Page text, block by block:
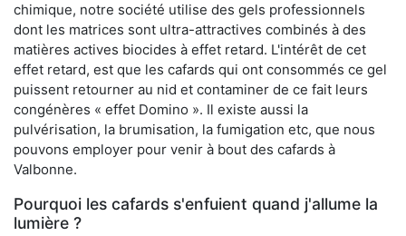
chimique, notre société utilise des gels professionnels
dont les matrices sont ultra-attractives combinés à des
matières actives biocides à effet retard. L'intérêt de cet
effet retard, est que les cafards qui ont consommés ce gel
puissent retourner au nid et contaminer de ce fait leurs
congénères « effet Domino ». Il existe aussi la
pulvérisation, la brumisation, la fumigation etc, que nous
pouvons employer pour venir à bout des cafards à
Valbonne.
Pourquoi les cafards s'enfuient quand j'allume la
lumière ?